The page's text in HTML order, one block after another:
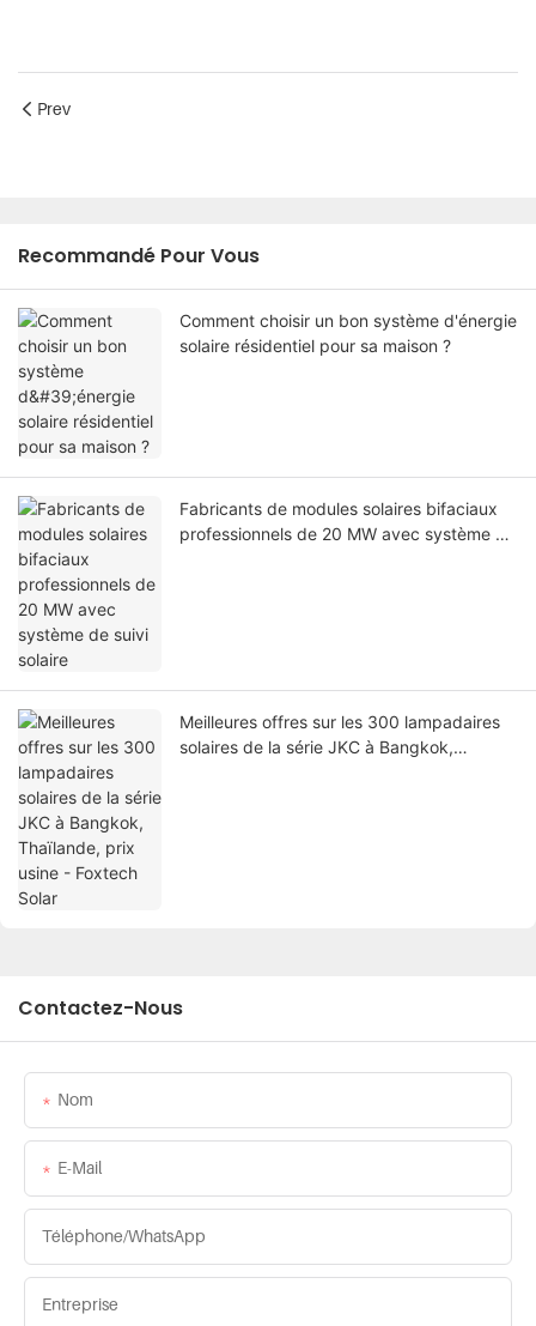
Prev
Recommandé Pour Vous
Comment choisir un bon système d'énergie
solaire résidentiel pour sa maison ?
Fabricants de modules solaires bifaciaux
professionnels de 20 MW avec système de
Meilleures offres sur les 300 lampadaires
solaires de la série JKC à Bangkok,
Contactez-Nous
Nom
E-Mail
Téléphone/WhatsApp
Entreprise